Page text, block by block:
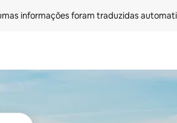
informações foram traduzidas